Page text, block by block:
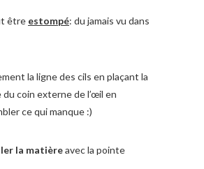
être estompé: du jamais vu dans
la ligne des cils en plaçant la
coin externe de l’œil en
ce qui manque :)
la matièreavec la pointe